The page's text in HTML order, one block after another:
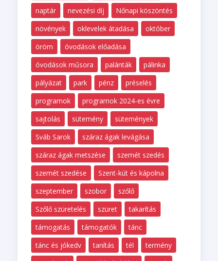
naptár
nevezési díj
Nőnapi köszöntés
növények
oklevelek átadása
október
öröm
óvodások előadása
óvodások műsora
palánták
pálinka
pályázat
park pénz
préselés
programok
programok 2024-es évre
sajtolás
sütemény
sütemények
Sváb Sarok
száraz ágak levágása
száraz ágak metszése
szemét szedés
szemét szedése
Szent-kút és kápolna
szeptember
szobor
szőlő
Szőlő szüretelés
szüret
takarítás
támogatás
támogatók
tánc
tánc és jókedv
tanítás tél
termény